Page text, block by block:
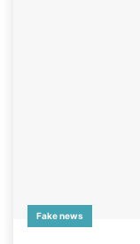
Fake news